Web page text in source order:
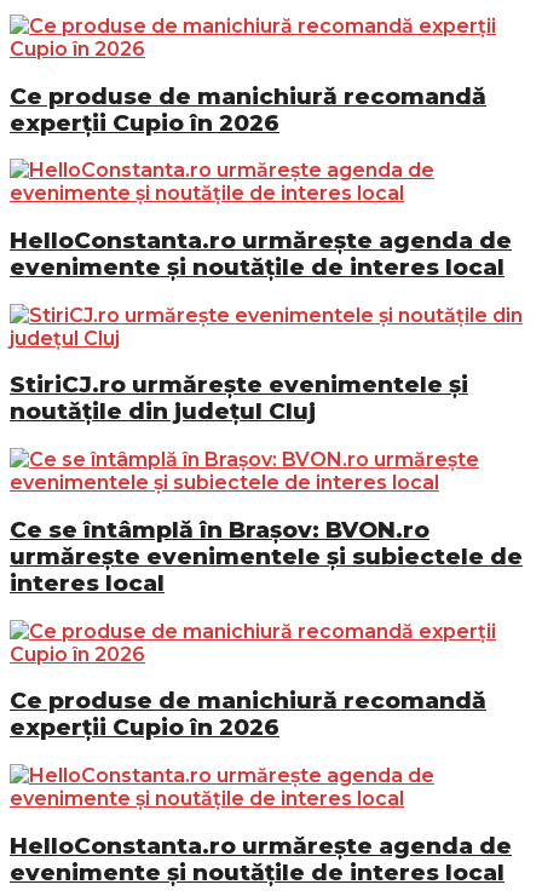
Ce produse de manichiură recomandă
experții Cupio în 2026
HelloConstanta.ro urmărește agenda de
evenimente și noutățile de interes local
StiriCJ.ro urmărește evenimentele și
noutățile din județul Cluj
Ce se întâmplă în Brașov: BVON.ro
urmărește evenimentele și subiectele de
interes local
Ce produse de manichiură recomandă
experții Cupio în 2026
HelloConstanta.ro urmărește agenda de
evenimente și noutățile de interes local